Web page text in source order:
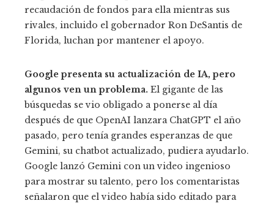
recaudación de fondos para ella mientras sus
rivales, incluido el gobernador Ron DeSantis de
Florida, luchan por mantener el apoyo.
Google presenta su actualización de IA, pero
algunos ven un problema. El gigante de las
búsquedas se vio obligado a ponerse al día
después de que OpenAI lanzara ChatGPT el año
pasado, pero tenía grandes esperanzas de que
Gemini, su chatbot actualizado, pudiera ayudarlo.
Google lanzó Gemini con un video ingenioso
para mostrar su talento, pero los comentaristas
señalaron que el video había sido editado para